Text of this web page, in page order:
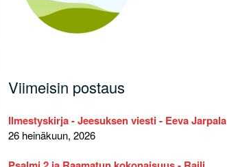
Viimeisin postaus
Ilmestyskirja - Jeesuksen viesti - Eeva Jarpala
26 heinäkuun, 2026